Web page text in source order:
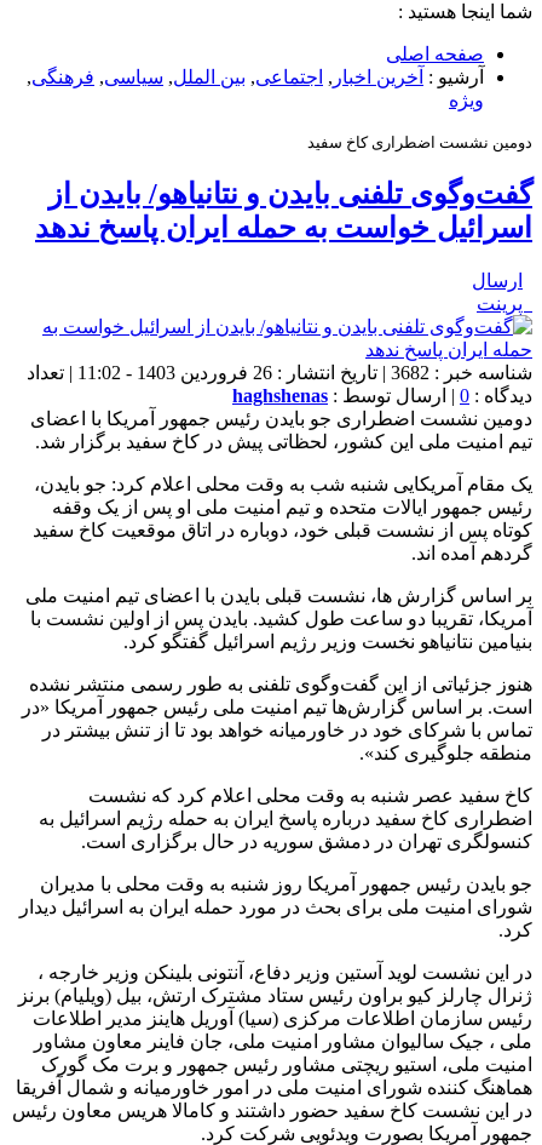
شما اینجا هستید :
صفحه اصلی
آرشیو : آخرین اخبار , اجتماعی, بین الملل, سیاسی, فرهنگی,
ویژه
دومین نشست اضطراری کاخ سفید
گفت‌وگوی تلفنی بایدن و نتانیاهو/ بایدن از
اسرائیل خواست به حمله ایران پاسخ ندهد
ارسال
پرینت
شناسه خبر : 3682 | تاریخ انتشار : 26 فروردین 1403 - 11:02 | تعداد
دیدگاه : 0 | ارسال توسط : haghshenas
دومین نشست اضطراری جو بایدن رئیس جمهور آمریکا با اعضای
تیم امنیت ملی این کشور، لحظاتی پیش در کاخ سفید برگزار شد.
یک مقام آمریکایی شنبه شب به وقت محلی اعلام کرد: جو بایدن،
رئیس جمهور ایالات متحده و تیم امنیت ملی او پس از یک وقفه
کوتاه پس از نشست قبلی خود، دوباره در اتاق موقعیت کاخ سفید
گردهم آمده اند.
بر اساس گزارش ها، نشست قبلی بایدن با اعضای تیم امنیت ملی
آمریکا، تقریبا دو ساعت طول کشید. بایدن پس از اولین نشست با
بنیامین نتانیاهو نخست وزیر رژیم اسرائیل گفتگو کرد.
هنوز جزئیاتی از این گفت‌وگوی تلفنی به طور رسمی منتشر نشده
است. بر اساس گزارش‌ها تیم امنیت ملی رئیس جمهور آمریکا «در
تماس با شرکای خود در خاورمیانه خواهد بود تا از تنش بیشتر در
منطقه جلوگیری کند».
کاخ سفید عصر شنبه به وقت محلی اعلام کرد که نشست
اضطراری کاخ سفید درباره پاسخ ایران به حمله رژیم اسرائیل به
کنسولگری تهران در دمشق سوریه در حال برگزاری است.
جو بایدن رئیس جمهور آمریکا روز شنبه به وقت محلی با مدیران
شورای امنیت ملی برای بحث در مورد حمله ایران به اسرائیل دیدار
کرد.
در این نشست لوید آستین وزیر دفاع، آنتونی بلینکن وزیر خارجه ،
ژنرال چارلز کیو براون رئیس ستاد مشترک ارتش، بیل (ویلیام) برنز
رئیس سازمان اطلاعات مرکزی (سیا) آوریل هاینز مدیر اطلاعات
ملی ، جیک سالیوان مشاور امنیت ملی، جان فاینر معاون مشاور
امنیت ملی، استیو ریچتی مشاور رئیس جمهور و برت مک گورک
هماهنگ کننده شورای امنیت ملی در امور خاورمیانه و شمال آفریقا
در این نشست کاخ سفید حضور داشتند و کامالا هریس معاون رئیس
جمهور آمریکا بصورت ویدئویی شرکت کرد.